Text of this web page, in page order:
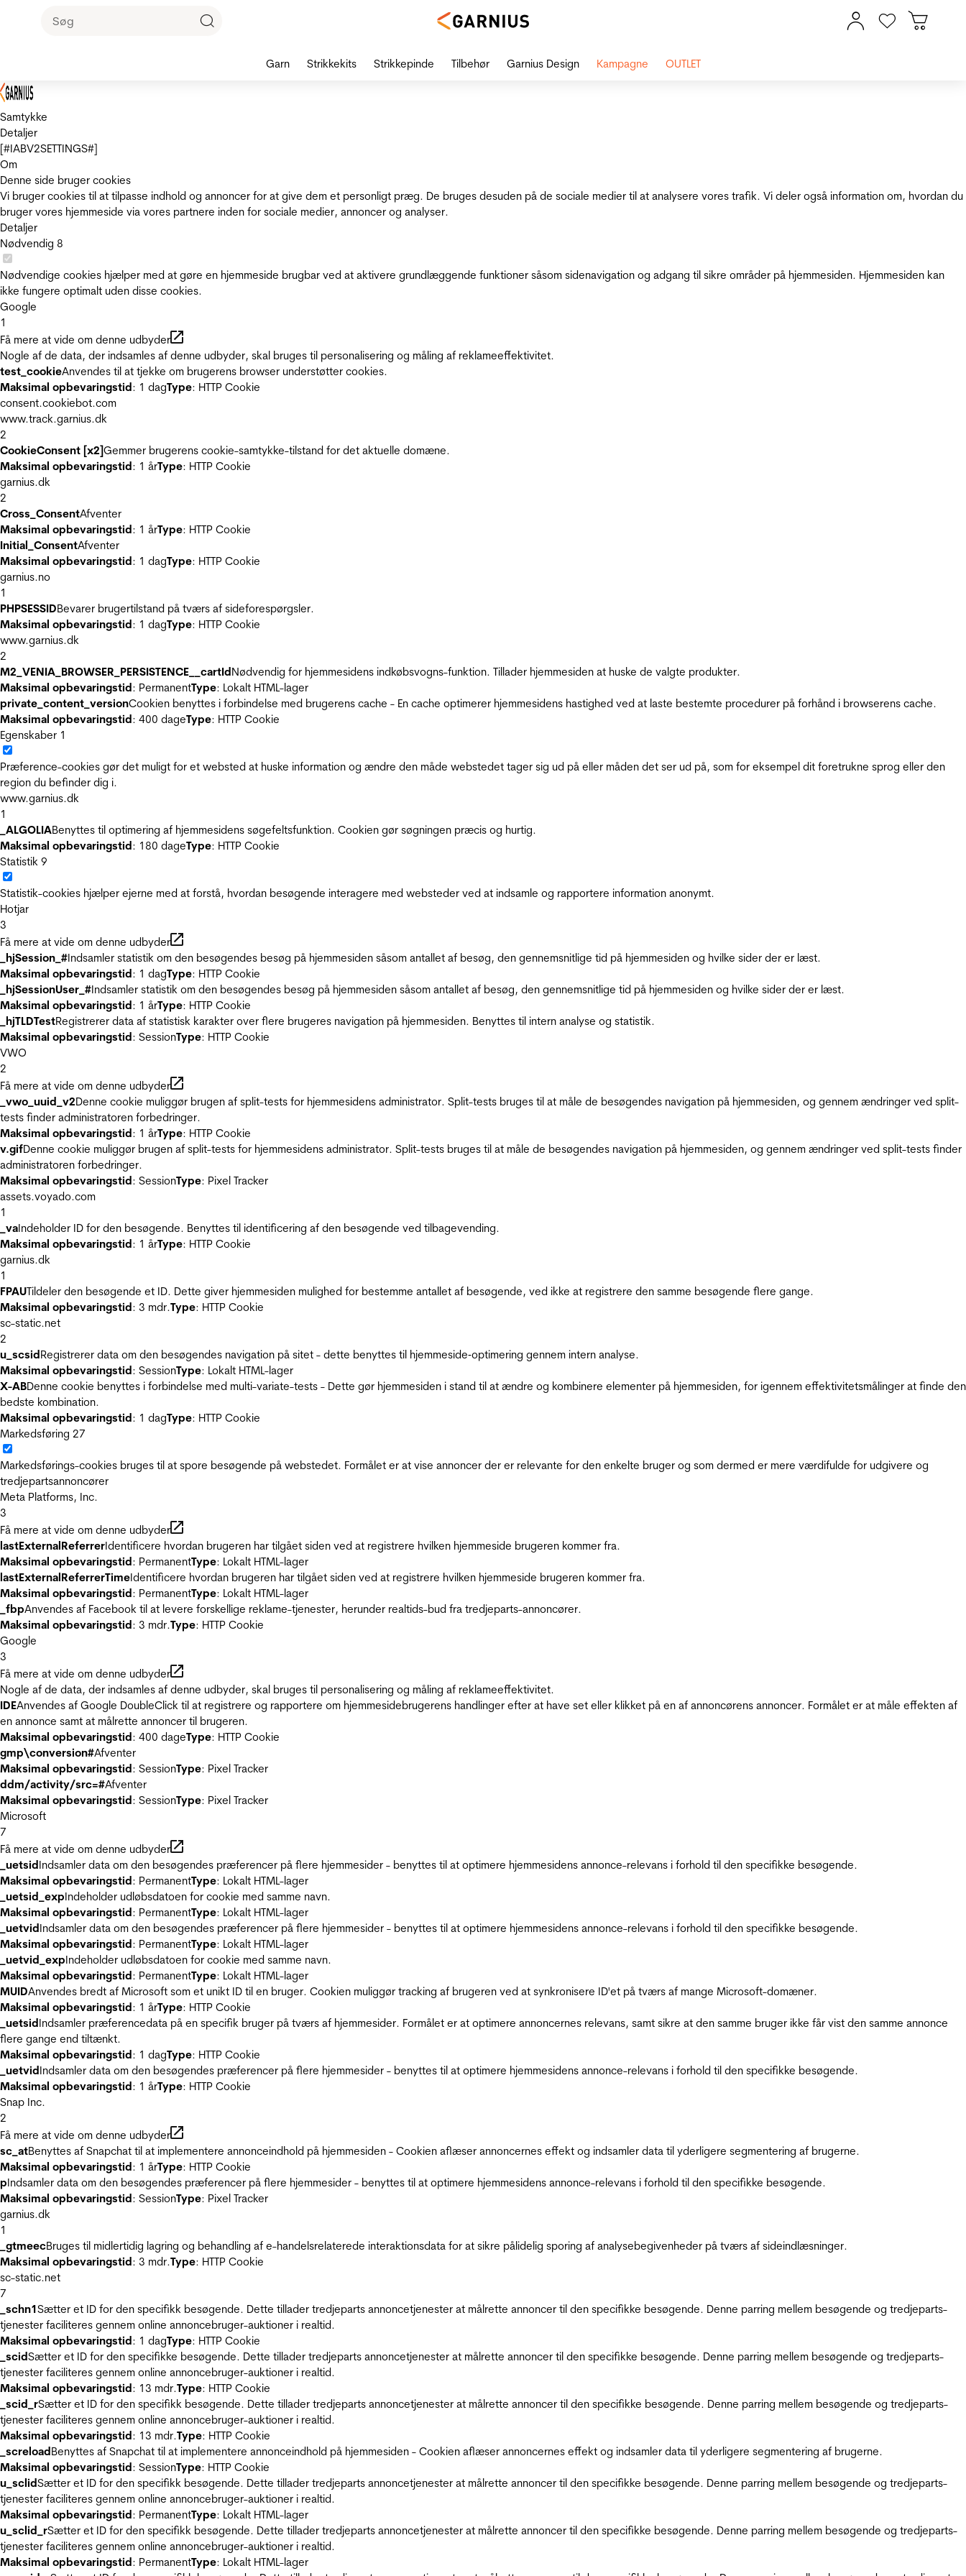
Samtykke
Detaljer
[#IABV2SETTINGS#]
Om
Denne side bruger cookies
Vi bruger cookies til at tilpasse indhold og annoncer for at give dem et personligt præg. De bruges desuden på de sociale medier til at analysere vores trafik. Vi deler også information om, hvordan du
bruger vores hjemmeside via vores partnere inden for sociale medier, annoncer og analyser.
Detaljer
Nødvendig 8
Nødvendige cookies hjælper med at gøre en hjemmeside brugbar ved at aktivere grundlæggende funktioner såsom sidenavigation og adgang til sikre områder på hjemmesiden. Hjemmesiden kan
ikke fungere optimalt uden disse cookies.
Google
1
Få mere at vide om denne udbyder
Nogle af de data, der indsamles af denne udbyder, skal bruges til personalisering og måling af reklameeffektivitet.
test_cookieAnvendes til at tjekke om brugerens browser understøtter cookies.
Maksimal opbevaringstid: 1 dagType: HTTP Cookie
consent.cookiebot.com
www.track.garnius.dk
2
CookieConsent [x2]Gemmer brugerens cookie-samtykke-tilstand for det aktuelle domæne.
Maksimal opbevaringstid: 1 årType: HTTP Cookie
garnius.dk
2
Cross_ConsentAfventer
Maksimal opbevaringstid: 1 årType: HTTP Cookie
Initial_ConsentAfventer
Maksimal opbevaringstid: 1 dagType: HTTP Cookie
garnius.no
1
PHPSESSIDBevarer brugertilstand på tværs af sideforespørgsler.
Maksimal opbevaringstid: 1 dagType: HTTP Cookie
www.garnius.dk
2
M2_VENIA_BROWSER_PERSISTENCE__cartIdNødvendig for hjemmesidens indkøbsvogns-funktion. Tillader hjemmesiden at huske de valgte produkter.
Maksimal opbevaringstid: PermanentType: Lokalt HTML-lager
private_content_versionCookien benyttes i forbindelse med brugerens cache - En cache optimerer hjemmesidens hastighed ved at laste bestemte procedurer på forhånd i browserens cache.
Maksimal opbevaringstid: 400 dageType: HTTP Cookie
Egenskaber 1
Præference-cookies gør det muligt for et websted at huske information og ændre den måde webstedet tager sig ud på eller måden det ser ud på, som for eksempel dit foretrukne sprog eller den
region du befinder dig i.
www.garnius.dk
1
_ALGOLIABenyttes til optimering af hjemmesidens søgefeltsfunktion. Cookien gør søgningen præcis og hurtig.
Maksimal opbevaringstid: 180 dageType: HTTP Cookie
Statistik 9
Statistik-cookies hjælper ejerne med at forstå, hvordan besøgende interagere med websteder ved at indsamle og rapportere information anonymt.
Hotjar
3
Få mere at vide om denne udbyder
_hjSession_#Indsamler statistik om den besøgendes besøg på hjemmesiden såsom antallet af besøg, den gennemsnitlige tid på hjemmesiden og hvilke sider der er læst.
Maksimal opbevaringstid: 1 dagType: HTTP Cookie
_hjSessionUser_#Indsamler statistik om den besøgendes besøg på hjemmesiden såsom antallet af besøg, den gennemsnitlige tid på hjemmesiden og hvilke sider der er læst.
Maksimal opbevaringstid: 1 årType: HTTP Cookie
_hjTLDTestRegistrerer data af statistisk karakter over flere brugeres navigation på hjemmesiden. Benyttes til intern analyse og statistik.
Maksimal opbevaringstid: SessionType: HTTP Cookie
VWO
2
Få mere at vide om denne udbyder
_vwo_uuid_v2Denne cookie muliggør brugen af split-tests for hjemmesidens administrator. Split-tests bruges til at måle de besøgendes navigation på hjemmesiden, og gennem ændringer ved split-
tests finder administratoren forbedringer.
Maksimal opbevaringstid: 1 årType: HTTP Cookie
v.gifDenne cookie muliggør brugen af split-tests for hjemmesidens administrator. Split-tests bruges til at måle de besøgendes navigation på hjemmesiden, og gennem ændringer ved split-tests finder
administratoren forbedringer.
Maksimal opbevaringstid: SessionType: Pixel Tracker
assets.voyado.com
1
_vaIndeholder ID for den besøgende. Benyttes til identificering af den besøgende ved tilbagevending.
Maksimal opbevaringstid: 1 årType: HTTP Cookie
garnius.dk
1
FPAUTildeler den besøgende et ID. Dette giver hjemmesiden mulighed for bestemme antallet af besøgende, ved ikke at registrere den samme besøgende flere gange.
Maksimal opbevaringstid: 3 mdr.Type: HTTP Cookie
sc-static.net
2
u_scsidRegistrerer data om den besøgendes navigation på sitet - dette benyttes til hjemmeside‐optimering gennem intern analyse.
Maksimal opbevaringstid: SessionType: Lokalt HTML-lager
X-ABDenne cookie benyttes i forbindelse med multi-variate-tests - Dette gør hjemmesiden i stand til at ændre og kombinere elementer på hjemmesiden, for igennem effektivitetsmålinger at finde den
bedste kombination.
Maksimal opbevaringstid: 1 dagType: HTTP Cookie
Markedsføring 27
Markedsførings-cookies bruges til at spore besøgende på webstedet. Formålet er at vise annoncer der er relevante for den enkelte bruger og som dermed er mere værdifulde for udgivere og
tredjepartsannoncører
Meta Platforms, Inc.
3
Få mere at vide om denne udbyder
lastExternalReferrerIdentificere hvordan brugeren har tilgået siden ved at registrere hvilken hjemmeside brugeren kommer fra.
Maksimal opbevaringstid: PermanentType: Lokalt HTML-lager
lastExternalReferrerTimeIdentificere hvordan brugeren har tilgået siden ved at registrere hvilken hjemmeside brugeren kommer fra.
Maksimal opbevaringstid: PermanentType: Lokalt HTML-lager
_fbpAnvendes af Facebook til at levere forskellige reklame-tjenester, herunder realtids-bud fra tredjeparts-annoncører.
Maksimal opbevaringstid: 3 mdr.Type: HTTP Cookie
Google
3
Få mere at vide om denne udbyder
Nogle af de data, der indsamles af denne udbyder, skal bruges til personalisering og måling af reklameeffektivitet.
IDEAnvendes af Google DoubleClick til at registrere og rapportere om hjemmesidebrugerens handlinger efter at have set eller klikket på en af annoncørens annoncer. Formålet er at måle effekten af
en annonce samt at målrette annoncer til brugeren.
Maksimal opbevaringstid: 400 dageType: HTTP Cookie
gmp\conversion#Afventer
Maksimal opbevaringstid: SessionType: Pixel Tracker
ddm/activity/src=#Afventer
Maksimal opbevaringstid: SessionType: Pixel Tracker
Microsoft
7
Få mere at vide om denne udbyder
_uetsidIndsamler data om den besøgendes præferencer på flere hjemmesider - benyttes til at optimere hjemmesidens annonce-relevans i forhold til den specifikke besøgende.
Maksimal opbevaringstid: PermanentType: Lokalt HTML-lager
_uetsid_expIndeholder udløbsdatoen for cookie med samme navn.
Maksimal opbevaringstid: PermanentType: Lokalt HTML-lager
_uetvidIndsamler data om den besøgendes præferencer på flere hjemmesider - benyttes til at optimere hjemmesidens annonce-relevans i forhold til den specifikke besøgende.
Maksimal opbevaringstid: PermanentType: Lokalt HTML-lager
_uetvid_expIndeholder udløbsdatoen for cookie med samme navn.
Maksimal opbevaringstid: PermanentType: Lokalt HTML-lager
MUIDAnvendes bredt af Microsoft som et unikt ID til en bruger. Cookien muliggør tracking af brugeren ved at synkronisere ID'et på tværs af mange Microsoft-domæner.
Maksimal opbevaringstid: 1 årType: HTTP Cookie
_uetsidIndsamler præferencedata på en specifik bruger på tværs af hjemmesider. Formålet er at optimere annoncernes relevans, samt sikre at den samme bruger ikke får vist den samme annonce
flere gange end tiltænkt.
Maksimal opbevaringstid: 1 dagType: HTTP Cookie
_uetvidIndsamler data om den besøgendes præferencer på flere hjemmesider - benyttes til at optimere hjemmesidens annonce-relevans i forhold til den specifikke besøgende.
Maksimal opbevaringstid: 1 årType: HTTP Cookie
Snap Inc.
2
Få mere at vide om denne udbyder
sc_atBenyttes af Snapchat til at implementere annonceindhold på hjemmesiden - Cookien aflæser annoncernes effekt og indsamler data til yderligere segmentering af brugerne.
Maksimal opbevaringstid: 1 årType: HTTP Cookie
pIndsamler data om den besøgendes præferencer på flere hjemmesider - benyttes til at optimere hjemmesidens annonce-relevans i forhold til den specifikke besøgende.
Maksimal opbevaringstid: SessionType: Pixel Tracker
garnius.dk
1
_gtmeecBruges til midlertidig lagring og behandling af e-handelsrelaterede interaktionsdata for at sikre pålidelig sporing af analysebegivenheder på tværs af sideindlæsninger.
Maksimal opbevaringstid: 3 mdr.Type: HTTP Cookie
sc-static.net
7
_schn1Sætter et ID for den specifikk besøgende. Dette tillader tredjeparts annoncetjenester at målrette annoncer til den specifikke besøgende. Denne parring mellem besøgende og tredjeparts-
tjenester faciliteres gennem online annoncebruger-auktioner i realtid.
Maksimal opbevaringstid: 1 dagType: HTTP Cookie
_scidSætter et ID for den specifikke besøgende. Dette tillader tredjeparts annoncetjenester at målrette annoncer til den specifikke besøgende. Denne parring mellem besøgende og tredjeparts-
tjenester faciliteres gennem online annoncebruger-auktioner i realtid.
Maksimal opbevaringstid: 13 mdr.Type: HTTP Cookie
_scid_rSætter et ID for den specifikk besøgende. Dette tillader tredjeparts annoncetjenester at målrette annoncer til den specifikke besøgende. Denne parring mellem besøgende og tredjeparts-
tjenester faciliteres gennem online annoncebruger-auktioner i realtid.
Maksimal opbevaringstid: 13 mdr.Type: HTTP Cookie
_screloadBenyttes af Snapchat til at implementere annonceindhold på hjemmesiden - Cookien aflæser annoncernes effekt og indsamler data til yderligere segmentering af brugerne.
Maksimal opbevaringstid: SessionType: HTTP Cookie
u_sclidSætter et ID for den specifikk besøgende. Dette tillader tredjeparts annoncetjenester at målrette annoncer til den specifikke besøgende. Denne parring mellem besøgende og tredjeparts-
tjenester faciliteres gennem online annoncebruger-auktioner i realtid.
Maksimal opbevaringstid: PermanentType: Lokalt HTML-lager
u_sclid_rSætter et ID for den specifikk besøgende. Dette tillader tredjeparts annoncetjenester at målrette annoncer til den specifikke besøgende. Denne parring mellem besøgende og tredjeparts-
tjenester faciliteres gennem online annoncebruger-auktioner i realtid.
Maksimal opbevaringstid: PermanentType: Lokalt HTML-lager
Garn Strikkekits Strikkepinde Tilbehør Garnius Design Kampagne OUTLET